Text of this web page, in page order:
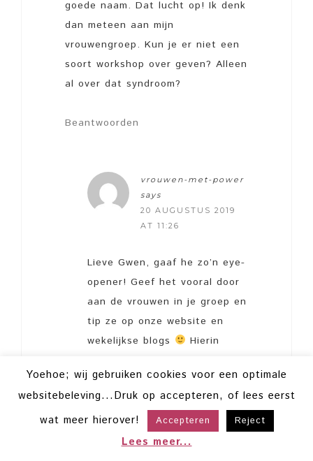
goede naam. Dat lucht op! Ik denk
dan meteen aan mijn
vrouwengroep. Kun je er niet een
soort workshop over geven? Alleen
al over dat syndroom?
Beantwoorden
vrouwen-met-power
says
20 AUGUSTUS 2019
AT 11:26
Lieve Gwen, gaaf he zo’n eye-
opener! Geef het vooral door
aan de vrouwen in je groep en
tip ze op onze website en
wekelijkse blogs
Hierin
openers.
Voor interesse in workshops
voor grote groepen vrouwen
mail dan even naar
Yoehoe; wij gebruiken cookies voor een optimale
websitebeleving...Druk op accepteren, of lees eerst
wat meer hierover!
Accepteren Reject
Lees meer...